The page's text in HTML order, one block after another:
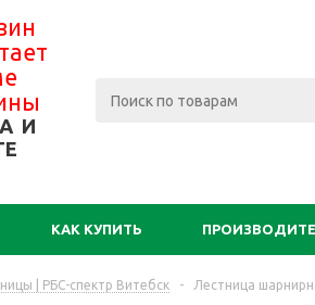
И
КАК КУПИТЬ
| РБС-спектр Витебск - Лестница